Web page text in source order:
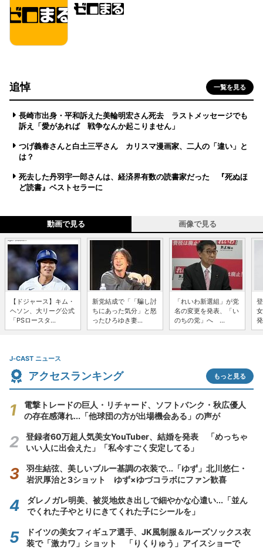
追悼 一覧を見る
長崎市出身・平和訴えた美輪明宏さん死去 ラストメッセージでも
訴え「愛があれば 戦争なんか起こりません」
つげ義春さんと白土三平さん カリスマ漫画家、二人の「違い」と
は？
死去した丹羽宇一郎さんは、経済界有数の読書家だった 『死ぬほ
ど読書』ベストセラーに
動画で見る 画像で見る
【ドジャース】キム・
ヘソン、大リーグ公式
「PSロースタ...
新党結成で「「騙し討
ちにあった気分」と怒
ったひろゆき妻...
「れいわ新選組」が党
名の変更を発表、「い
のちの党」へ ...
J-CAST ニュース
アクセスランキング もっと見る
電撃トレードの巨人・リチャード、ソフトバンク・秋広優人
の存在感薄れ...「他球団の方が出場機会ある」の声が
登録者60万超人気美女YouTuber、結婚を発表 「めっちゃ
いい人に出会えた」「私今すごく安定してる」
羽生結弦、美しいブルー基調の衣装で...「ゆず」北川悠仁・
岩沢厚治と3ショット ゆず×ゆづコラボにファン歓喜
ダレノガレ明美、被災地炊き出しで細やかな心遣い...「並ん
でくれた子やとりにきてくれた子にシールを」
ドイツの美女フィギュア選手、JK風制服＆ルーズソックス衣
装で「激カワ」ショット 「りくりゅう」アイスショーで